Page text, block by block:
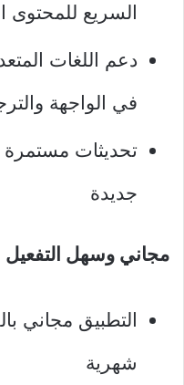
السريع للمحتوى
دعم اللغات
في الواجهة
تحديثات مستمرة
جديدة
مجاني وسهل التفعيل
التطبيق مجاني
شهرية